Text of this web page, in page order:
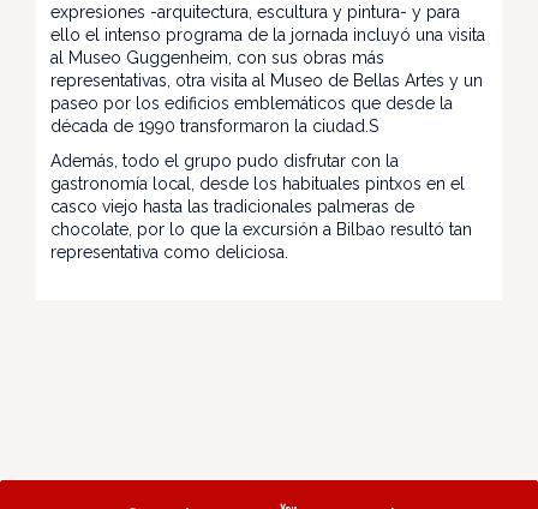
expresiones -arquitectura, escultura y pintura- y para
ello el intenso programa de la jornada incluyó una visita
al Museo Guggenheim, con sus obras más
representativas, otra visita al Museo de Bellas Artes y un
paseo por los edificios emblemáticos que desde la
década de 1990 transformaron la ciudad.S
Además, todo el grupo pudo disfrutar con la
gastronomía local, desde los habituales pintxos en el
casco viejo hasta las tradicionales palmeras de
chocolate, por lo que la excursión a Bilbao resultó tan
representativa como deliciosa.